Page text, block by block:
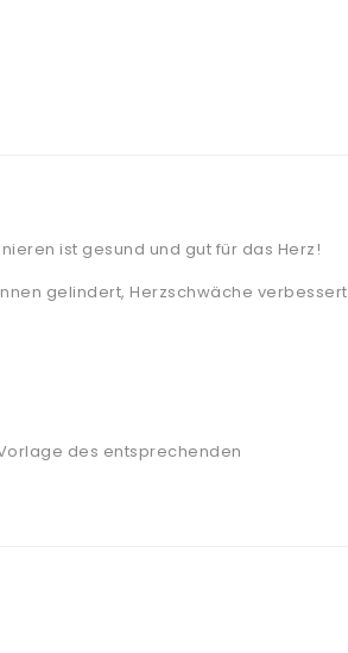
ist gesund und gut für das Herz!
gelindert, Herzschwäche verbessert
des entsprechenden